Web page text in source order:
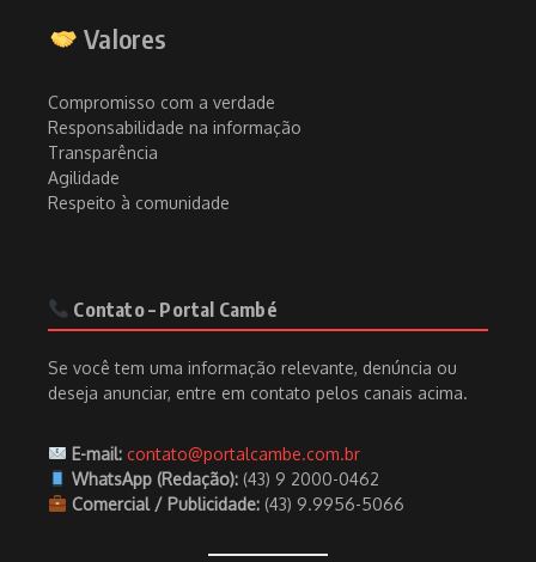
Valores
Compromisso com a verdade
Responsabilidade na informação
Transparência
Agilidade
Respeito à comunidade
Contato – Portal Cambé
Se você tem uma informação relevante, denúncia ou
deseja anunciar, entre em contato pelos canais acima.
E-mail: contato@portalcambe.com.br
WhatsApp (Redação):(43) 9 2000-0462
Comercial / Publicidade:(43) 9.9956-5066